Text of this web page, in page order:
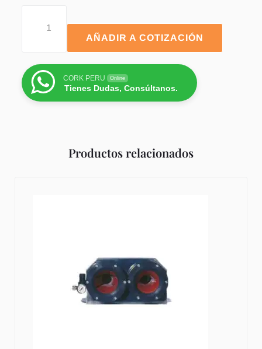
AÑADIR A COTIZACIÓN
CORK PERU Online
Tienes Dudas, Consúltanos.
Productos relacionados